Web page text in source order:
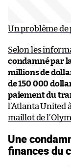
Un problème de
Selon les
condamné par
millions de
de 150 000
paiement du
l’Atlanta United
maillot de
Une
finances du